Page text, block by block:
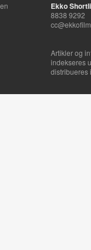
Ekko
8838 9292
Artikler og
indekseres
distribueres